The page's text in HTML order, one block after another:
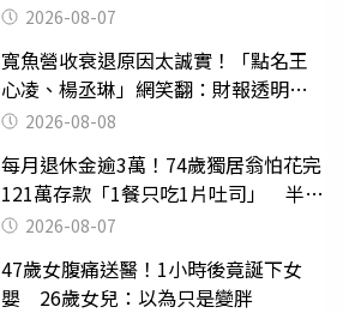
2026-08-07
寬魚營收衰退原因太誠實！「點名王
心凌、楊丞琳」網笑翻：財報透明度
滿分2026-08-08
每月退休金逾3萬！74歲獨居翁怕花完
121萬存款「1餐只吃1片吐司」 半年
後暴瘦嚇壞女兒
2026-08-07
47歲女腹痛送醫！1小時後竟誕下女
嬰 26歲女兒：以為只是變胖